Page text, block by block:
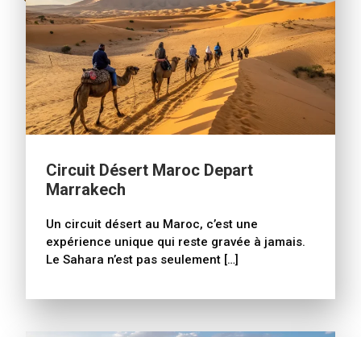
Circuit Désert Maroc Depart
Marrakech
Un circuit désert au Maroc, c’est une
expérience unique qui reste gravée à jamais.
Le Sahara n’est pas seulement […]